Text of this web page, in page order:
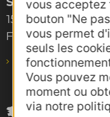
vous acceptez
bouton "Ne
vous permet
seuls les
Vous pouvez
moment ou
via notre
15, rue Rivals –
F-31685 Toulouse
pro@agence-